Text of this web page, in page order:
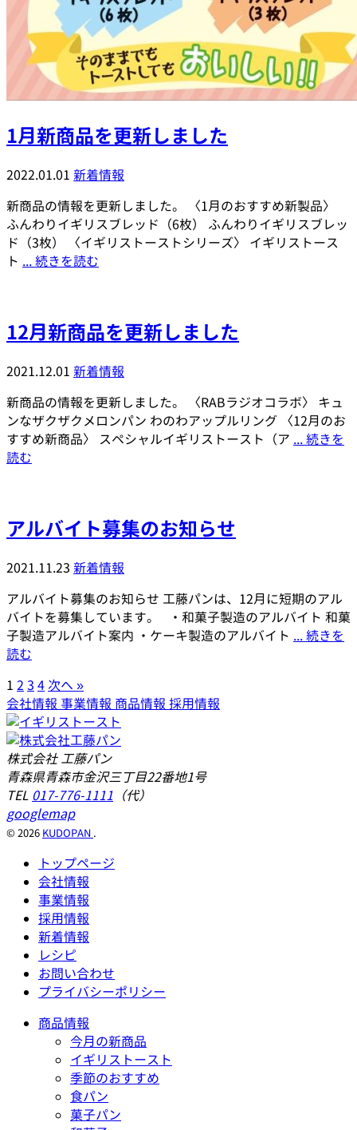
1月新商品を更新しました
2022.01.01 新着情報
新商品の情報を更新しました。 〈1月のおすすめ新製品〉
ふんわりイギリスブレッド（6枚） ふんわりイギリスブレッ
ド（3枚） 〈イギリストーストシリーズ〉 イギリストース
ト ... 続きを読む
12月新商品を更新しました
2021.12.01 新着情報
新商品の情報を更新しました。 〈RABラジオコラボ〉 キュ
ンなザクザクメロンパン わのわアップルリング 〈12月のお
すすめ新商品〉 スペシャルイギリストースト（ア ... 続きを
読む
アルバイト募集のお知らせ
2021.11.23 新着情報
アルバイト募集のお知らせ 工藤パンは、12月に短期のアル
バイトを募集しています。 ・和菓子製造のアルバイト 和菓
子製造アルバイト案内 ・ケーキ製造のアルバイト ... 続きを
読む
1 2 3 4 次へ »
会社情報 事業情報 商品情報 採用情報
株式会社 工藤パン
青森県青森市金沢三丁目22番地1号
TEL 017-776-1111 （代）
googlemap
© 2026 KUDOPAN .
トップページ
会社情報
事業情報
採用情報
新着情報
レシピ
お問い合わせ
プライバシーポリシー
商品情報
今月の新商品
イギリストースト
季節のおすすめ
食パン
菓子パン